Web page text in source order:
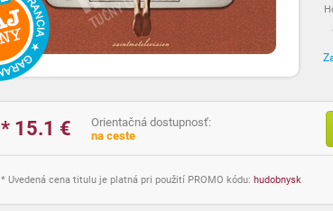
* 15.1 €
Orientačná dostupnosť:
na ceste
* Uvedená cena titulu je platná pri použití PROMO kódu: hudobnysk